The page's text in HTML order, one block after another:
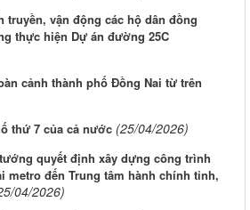
truyền, vận động các hộ dân đồng
thực hiện Dự án đường 25C
cảnh thành phố Đồng Nai từ trên
thứ 7 của cả nước (25/04/2026)
quyết định xây dựng công trình
metro đến Trung tâm hành chính tỉnh,
04/2026)